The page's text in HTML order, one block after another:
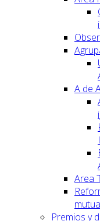
A de
Area
Premios y